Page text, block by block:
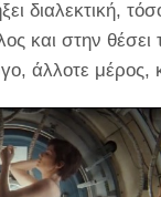
διαλεκτική,
και στην
άλλοτε μέρος,